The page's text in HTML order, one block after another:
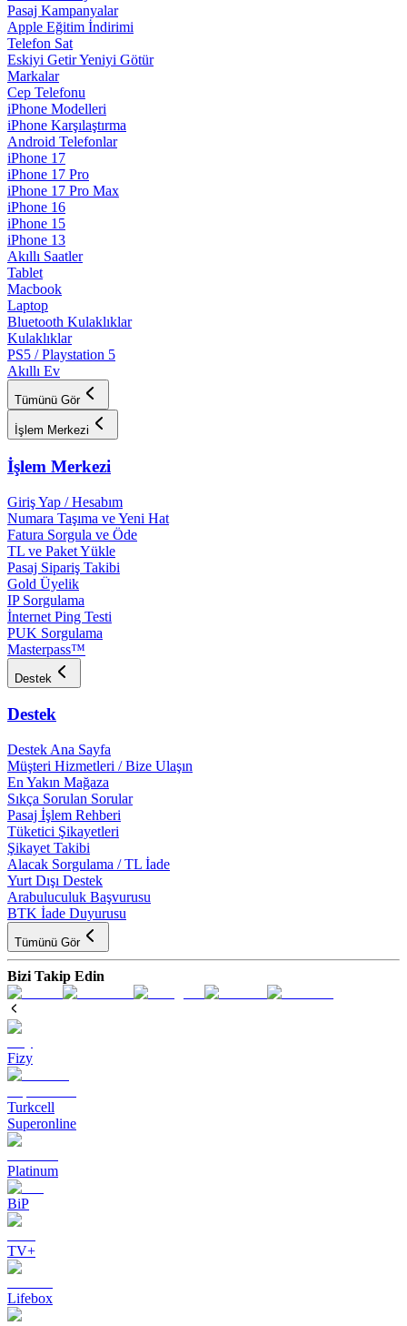
Pasaj Kampanyalar
Apple Eğitim İndirimi
Telefon Sat
Eskiyi Getir Yeniyi Götür
Markalar
Cep Telefonu
iPhone Modelleri
iPhone Karşılaştırma
Android Telefonlar
iPhone 17
iPhone 17 Pro
iPhone 17 Pro Max
iPhone 16
iPhone 15
iPhone 13
Akıllı Saatler
Tablet
Macbook
Laptop
Bluetooth Kulaklıklar
Kulaklıklar
PS5 / Playstation 5
Akıllı Ev
Tümünü Gör
İşlem Merkezi
İşlem Merkezi
Giriş Yap / Hesabım
Numara Taşıma ve Yeni Hat
Fatura Sorgula ve Öde
TL ve Paket Yükle
Pasaj Sipariş Takibi
Gold Üyelik
IP Sorgulama
İnternet Ping Testi
PUK Sorgulama
Masterpass™
Destek
Destek
Destek Ana Sayfa
Müşteri Hizmetleri / Bize Ulaşın
En Yakın Mağaza
Sıkça Sorulan Sorular
Pasaj İşlem Rehberi
Tüketici Şikayetleri
Şikayet Takibi
Alacak Sorgulama / TL İade
Yurt Dışı Destek
Arabuluculuk Başvurusu
BTK İade Duyurusu
Tümünü Gör
Bizi Takip Edin
Fizy
Turkcell
Superonline
Platinum
BiP
TV+
Lifebox